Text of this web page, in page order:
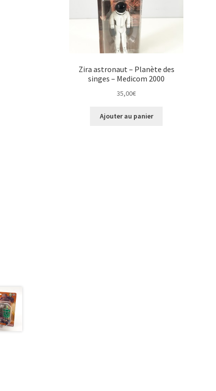
Zira astronaut – Planète des
singes – Medicom 2000
35,00€
Ajouter au panier